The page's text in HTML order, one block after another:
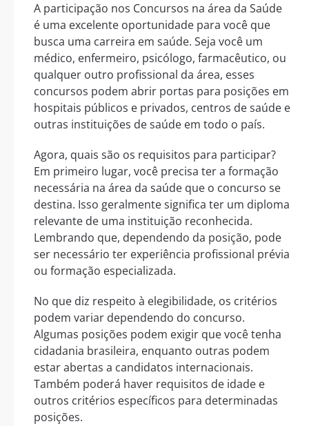
A participação nos Concursos na área da Saúde
é uma excelente oportunidade para você que
busca uma carreira em saúde. Seja você um
médico, enfermeiro, psicólogo, farmacêutico, ou
qualquer outro profissional da área, esses
concursos podem abrir portas para posições em
hospitais públicos e privados, centros de saúde e
outras instituições de saúde em todo o país.
Agora, quais são os requisitos para participar?
Em primeiro lugar, você precisa ter a formação
necessária na área da saúde que o concurso se
destina. Isso geralmente significa ter um diploma
relevante de uma instituição reconhecida.
Lembrando que, dependendo da posição, pode
ser necessário ter experiência profissional prévia
ou formação especializada.
No que diz respeito à elegibilidade, os critérios
podem variar dependendo do concurso.
Algumas posições podem exigir que você tenha
cidadania brasileira, enquanto outras podem
estar abertas a candidatos internacionais.
Também poderá haver requisitos de idade e
outros critérios específicos para determinadas
posições.